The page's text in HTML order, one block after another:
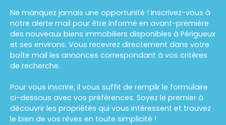
Ne manquez jamais une opportunité ! Inscrivez-vous à
notre alerte mail pour être informé en avant-première
des nouveaux biens immobiliers disponibles à Périgueux
et ses environs. Vous recevrez directement dans votre
boîte mail les annonces correspondant à vos critères
de recherche.
Pour vous inscrire, il vous suffit de remplir le formulaire
ci-dessous avec vos préférences. Soyez le premier à
découvrir les propriétés qui vous intéressent et trouvez
le bien de vos rêves en toute simplicité !